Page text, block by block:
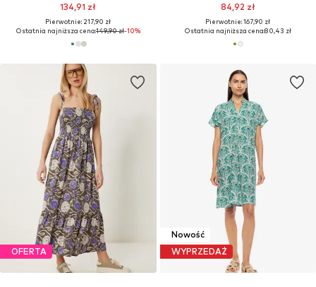
134,91 zł
Pierwotnie: 217,90 zł
Ostatnia najniższa cena:149,90 zł-10%
84,92 zł
Pierwotnie: 167,90 zł
Ostatnia najniższa cena:80,43 zł
OFERTA
Nowość
WYPRZEDAŻ